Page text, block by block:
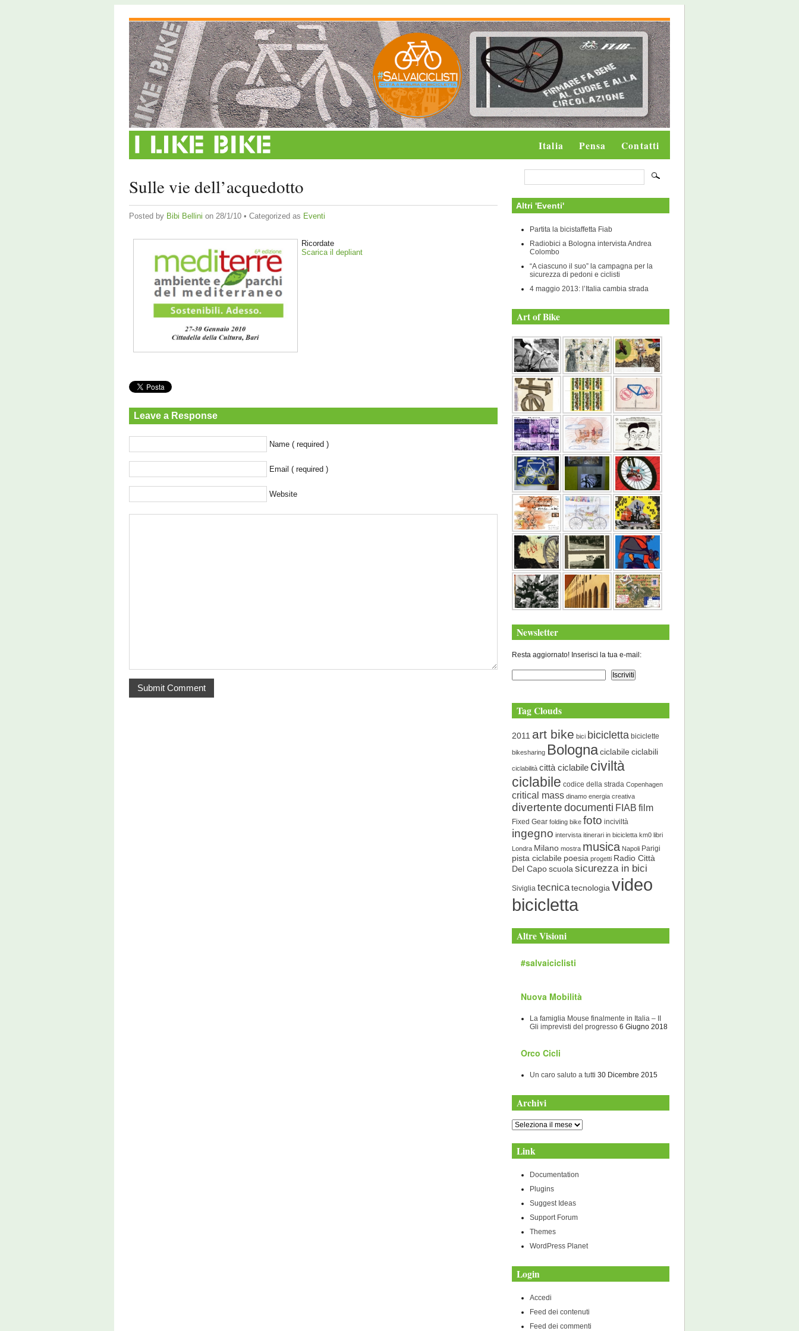
Italia Pensa Contatti
Sulle vie dell’acquedotto
Posted by Bibi Bellini on 28/1/10 • Categorized as Eventi
Ricordate
Scarica il depliant
Leave a Response
Name ( required )
Email ( required )
Website
Altri 'Eventi'
Partita la bicistaffetta Fiab
Radiobici a Bologna intervista Andrea
Colombo
“A ciascuno il suo” la campagna per la
sicurezza di pedoni e ciclisti
4 maggio 2013: l’Italia cambia strada
Art of Bike
Newsletter
Resta aggiornato! Inserisci la tua e-mail:
Tag Clouds
2011 art bike bici bicicletta biciclette
bikesharing Bolognaciclabile ciclabili
ciclabilità città ciclabile civiltà
ciclabile codice della strada Copenhagen
critical mass dinamo energia creativa
divertentedocumenti FIAB film
Fixed Gear folding bike foto inciviltà
ingegno intervista itinerari in bicicletta km0 libri
Londra Milano mostra musica Napoli Parigi
pista ciclabile poesia progetti Radio Città
Del Capo scuolasicurezza in bici
Siviglia tecnicatecnologiavideo
bicicletta
Altre Visioni
#salvaiciclisti
Nuova Mobilità
La famiglia Mouse finalmente in Italia – II
Gli imprevisti del progresso 6 Giugno 2018
Orco Cicli
Un caro saluto a tutti 30 Dicembre 2015
Archivi
Archivi
Link
Documentation
Plugins
Suggest Ideas
Support Forum
Themes
WordPress Planet
Login
Accedi
Feed dei contenuti
Feed dei commenti